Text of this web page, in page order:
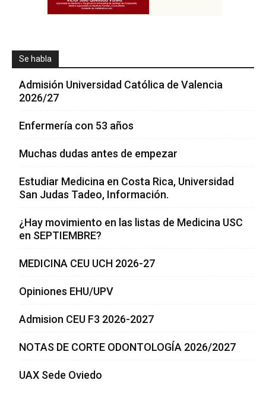
Se habla
Admisión Universidad Católica de Valencia
2026/27
Enfermería con 53 años
Muchas dudas antes de empezar
Estudiar Medicina en Costa Rica, Universidad
San Judas Tadeo, Información.
¿Hay movimiento en las listas de Medicina USC
en SEPTIEMBRE?
MEDICINA CEU UCH 2026-27
Opiniones EHU/UPV
Admision CEU F3 2026-2027
NOTAS DE CORTE ODONTOLOGÍA 2026/2027
UAX Sede Oviedo